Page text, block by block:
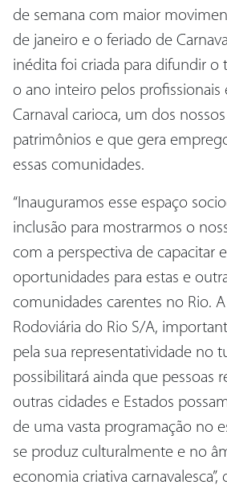
de semana com maior
de janeiro e o feriado de
inédita foi criada para difundir o
o ano inteiro pelos profissionais
Carnaval carioca, um dos
patrimônios e que gera
essas comunidades.
“Inauguramos esse espaço
inclusão para mostrarmos o
com a perspectiva de capacitar
oportunidades para estas e
comunidades carentes no Rio.
Rodoviária do Rio S/A,
pela sua representatividade no
possibilitará ainda que pessoas
outras cidades e Estados
de uma vasta programação no
se produz culturalmente e no
economia criativa carnavalesca”,